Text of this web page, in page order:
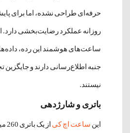
حرفه‌ای طراحی نشده، اما برای
روزانه عملکرد رضایت‌بخشی دارد.
ساعت‌های هوشمند این رده،
جنبه اطلاع‌رسانی دارند و
نیستند.
باتری و شارژدهی
این ساعت اچ کی از